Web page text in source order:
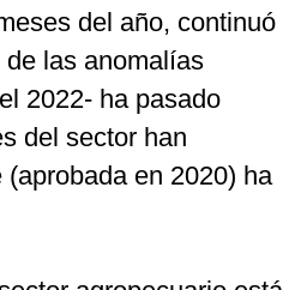
del año, continuó
las anomalías
2022- ha pasado
del sector han
en 2020) ha